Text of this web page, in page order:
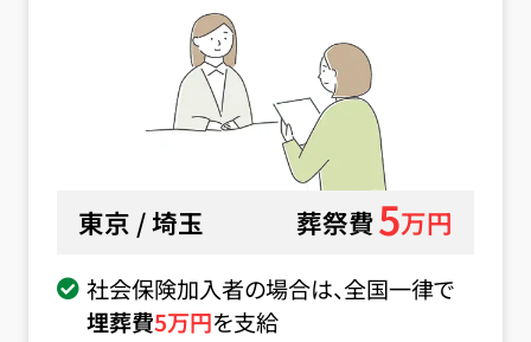
東京 / 埼玉 葬祭費5万円
社会保険加入者の場合は、全国一律で
埋葬費5万円を支給